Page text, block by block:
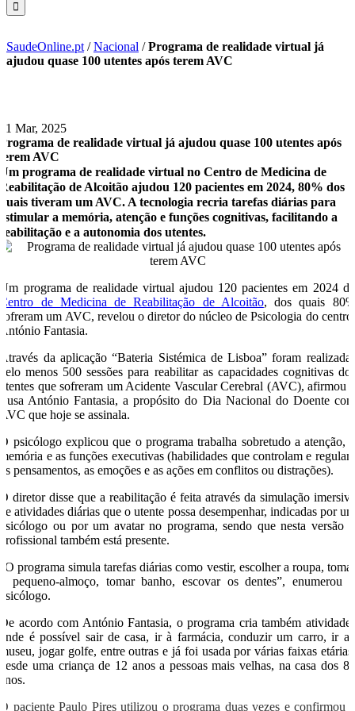
SaudeOnline.pt /Nacional /Programa de realidade virtual já
ajudou quase 100 utentes após terem AVC
31 Mar, 2025
Programa de realidade virtual já ajudou quase 100 utentes após
terem AVC
Um programa de realidade virtual no Centro de Medicina de
Reabilitação de Alcoitão ajudou 120 pacientes em 2024, 80% dos
quais tiveram um AVC. A tecnologia recria tarefas diárias para
estimular a memória, atenção e funções cognitivas, facilitando a
reabilitação e a autonomia dos utentes.
Um programa de realidade virtual ajudou 120 pacientes em 2024 do
Centro de Medicina de Reabilitação de Alcoitão, dos quais 80%
sofreram um AVC, revelou o diretor do núcleo de Psicologia do centro,
António Fantasia.
Através da aplicação “Bateria Sistémica de Lisboa” foram realizadas
pelo menos 500 sessões para reabilitar as capacidades cognitivas dos
utentes que sofreram um Acidente Vascular Cerebral (AVC), afirmou à
Lusa António Fantasia, a propósito do Dia Nacional do Doente com
AVC que hoje se assinala.
O psicólogo explicou que o programa trabalha sobretudo a atenção, a
memória e as funções executivas (habilidades que controlam e regulam
os pensamentos, as emoções e as ações em conflitos ou distrações).
O diretor disse que a reabilitação é feita através da simulação imersiva
de atividades diárias que o utente possa desempenhar, indicadas por um
psicólogo ou por um avatar no programa, sendo que nesta versão o
profissional também está presente.
“O programa simula tarefas diárias como vestir, escolher a roupa, tomar
o pequeno-almoço, tomar banho, escovar os dentes”, enumerou o
psicólogo.
De acordo com António Fantasia, o programa cria também atividades
onde é possível sair de casa, ir à farmácia, conduzir um carro, ir ao
museu, jogar golfe, entre outras e já foi usada por várias faixas etárias,
desde uma criança de 12 anos a pessoas mais velhas, na casa dos 80
anos.
O paciente Paulo Pires utilizou o programa duas vezes e confirmou à